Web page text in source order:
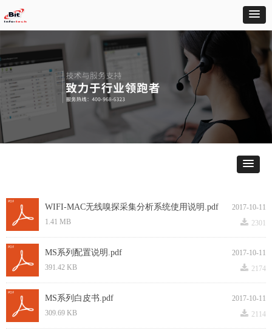
2017-10-11
WIFI-MAC无线嗅探采集分析系统使用说明.pdf
끂 2301
1.41 MB
2017-10-11
MS系列配置说明.pdf
끂 2174
391.42 KB
2017-10-11
MS系列白皮书.pdf
끂 2114
309.69 KB